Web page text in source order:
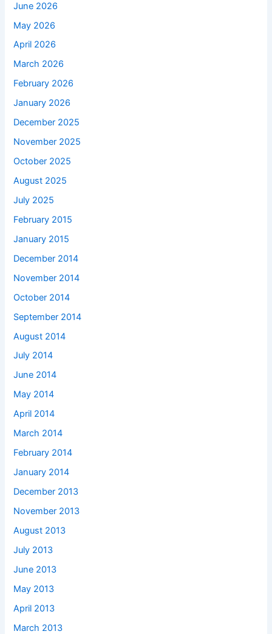
June 2026
May 2026
April 2026
March 2026
February 2026
January 2026
December 2025
November 2025
October 2025
August 2025
July 2025
February 2015
January 2015
December 2014
November 2014
October 2014
September 2014
August 2014
July 2014
June 2014
May 2014
April 2014
March 2014
February 2014
January 2014
December 2013
November 2013
August 2013
July 2013
June 2013
May 2013
April 2013
March 2013